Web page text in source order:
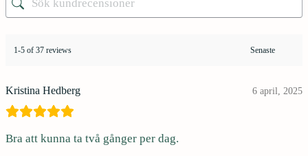
1-5 of 37 reviews
Kristina Hedberg 6 april, 2025
Bra att kunna ta två gånger per dag.